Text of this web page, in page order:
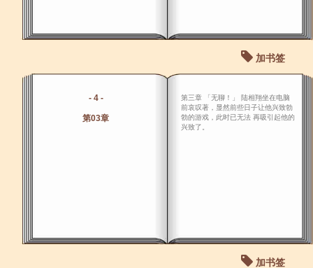
加书签
- 4 -
第03章
第三章 「无聊！」 陆相翔坐在电脑
前哀叹著，显然前些日子让他兴致勃
勃的游戏，此时已无法 再吸引起他的
兴致了。
加书签